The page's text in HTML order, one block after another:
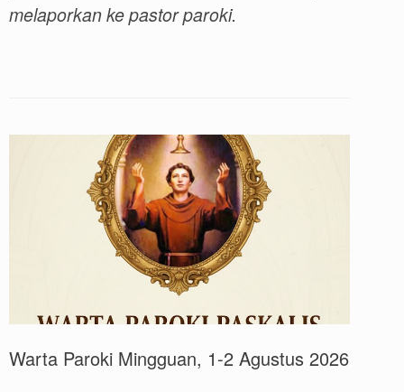
melaporkan ke pastor paroki.
Warta Paroki Mingguan, 1-2 Agustus 2026